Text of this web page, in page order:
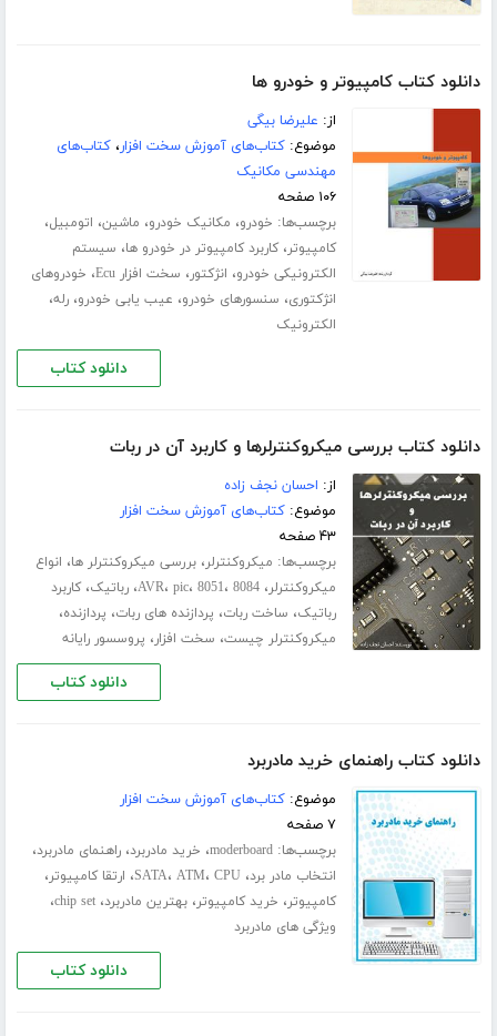
دانلود کتاب کامپیوتر و خودرو ها
از: علیرضا بیگی
موضوع:کتاب‌های آموزش سخت افزار،کتاب‌های
مهندسی مکانیک
۱۰۶ صفحه
برچسب‌ها: خودرو، مکانیک خودرو، ماشین، اتومبیل،
کامپیوتر،کاربرد کامپیوتر در خودرو ها، سیستم
الکترونیکی خودرو، انژکتور، سخت افزار Ecu ، خودروهای
انژکتوری، سنسورهای خودرو، عیب یابی خودرو،رله،
الکترونیک
دانلود کتاب
دانلود کتاب بررسی میکروکنترلرها و کاربرد آن در ربات
از: احسان نجف زاده
موضوع:کتاب‌های آموزش سخت افزار
۴۳ صفحه
برچسب‌ها: میکروکنترلر،بررسی میکروکنترلر ها، انواع
میکروکنترلر، AVR، pic، 8051، 8084 ،رباتیک،کاربرد
رباتیک، ساخت ربات، پردازنده های ربات، پردازنده،
میکروکنترلر چیست، سخت افزار، پروسسور رایانه
دانلود کتاب
دانلود کتاب راهنمای خرید مادربرد
موضوع:کتاب‌های آموزش سخت افزار
۷ صفحه
برچسب‌ها:moderboard، خرید مادربرد،راهنمای مادربرد،
انتخاب مادر برد، SATA، ATM، CPU ، ارتقا کامپیوتر،
کامپیوتر، خرید کامپیوتر،بهترین مادربرد،chip set،
ویژگی های مادربرد
دانلود کتاب